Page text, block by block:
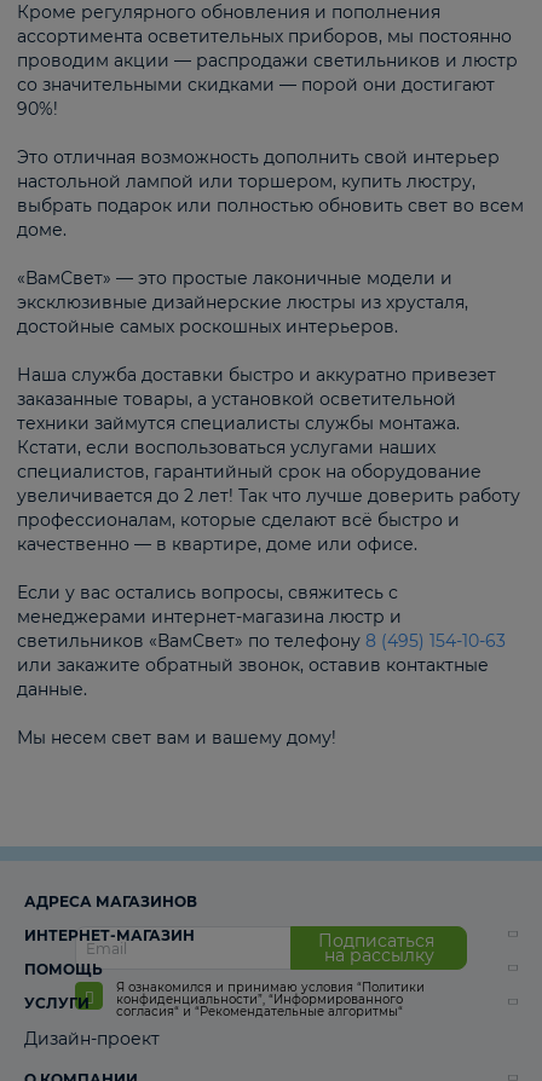
Кроме регулярного обновления и пополнения
ассортимента осветительных приборов, мы постоянно
проводим акции — распродажи светильников и люстр
со значительными скидками — порой они достигают
90%!
Это отличная возможность дополнить свой интерьер
настольной лампой или торшером, купить люстру,
выбрать подарок или полностью обновить свет во всем
доме.
«ВамСвет» — это простые лаконичные модели и
эксклюзивные дизайнерские люстры из хрусталя,
достойные самых роскошных интерьеров.
Наша служба доставки быстро и аккуратно привезет
заказанные товары, а установкой осветительной
техники займутся специалисты службы монтажа.
Кстати, если воспользоваться услугами наших
специалистов, гарантийный срок на оборудование
увеличивается до 2 лет! Так что лучше доверить работу
профессионалам, которые сделают всё быстро и
качественно — в квартире, доме или офисе.
Если у вас остались вопросы, свяжитесь с
менеджерами интернет-магазина люстр и
светильников «ВамСвет» по телефону 8 (495) 154-10-63
или закажите обратный звонок, оставив контактные
данные.
Мы несем свет вам и вашему дому!
Подписаться
на рассылку
Я ознакомился и принимаю условия “Политики
конфиденциальности”, “Информированного
согласия“ и “Рекомендательные алгоритмы“
АДРЕСА МАГАЗИНОВ
ИНТЕРНЕТ-МАГАЗИН
ПОМОЩЬ
УСЛУГИ
Дизайн-проект